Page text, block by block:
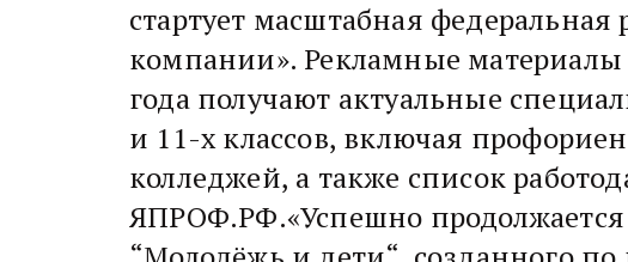
стартует масштабная
компании». Рекламные материалы
года получают актуальные
и 11-х классов, включая
колледжей, а также список
ЯПРОФ.РФ.«Успешно продолжается